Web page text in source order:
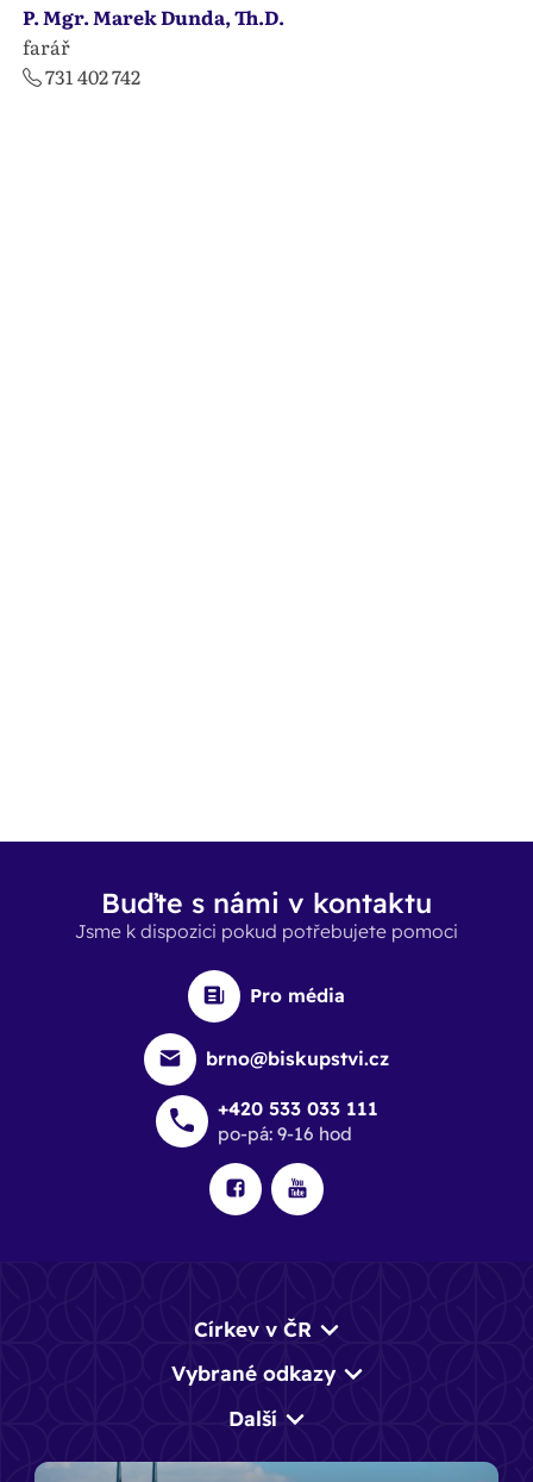
P. Mgr. Marek Dunda, Th.D.
farář
731 402 742
Buďte s námi v kontaktu
Jsme k dispozici pokud potřebujete pomoci
Pro média
brno@biskupstvi.cz
+420 533 033 111
po-pá: 9-16 hod
Církev v ČR
Vybrané odkazy
Další